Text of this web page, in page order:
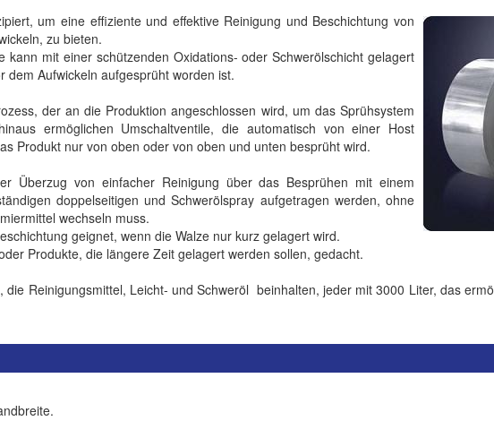
um eine effiziente und effektive Reinigung und Beschichtung von
zu bieten.
kann mit einer schützenden Oxidations- oder Schwerölschicht gelagert
dem Aufwickeln aufgesprüht worden ist.
der an die Produktion angeschlossen wird, um das Sprühsystem
ermöglichen Umschaltventile, die automatisch von einer Host
Produkt nur von oben oder von oben und unten besprüht wird.
Überzug von einfacher Reinigung über das Besprühen mit einem
doppelseitigen und Schwerölspray aufgetragen werden, ohne
wechseln muss.
geignet, wenn die Walze nur kurz gelagert wird.
Produkte, die längere Zeit gelagert werden sollen, gedacht.
die Reinigungsmittel, Leicht- und Schweröl beinhalten, jeder mit 3000 Liter, das